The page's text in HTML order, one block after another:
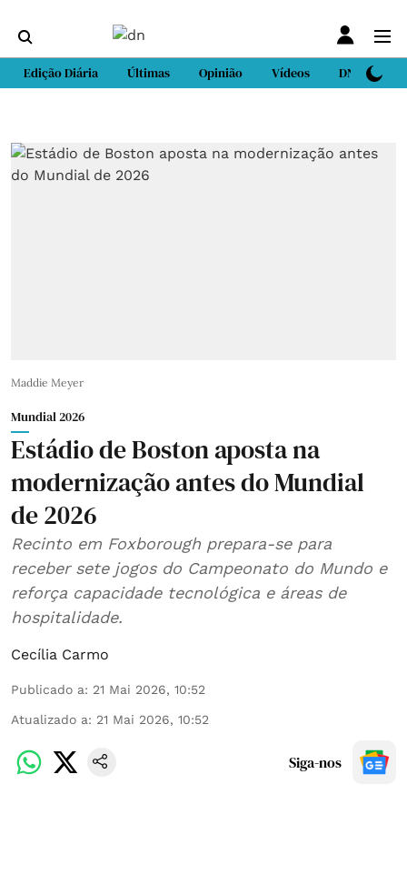
Edição Diária Últimas Opinião Vídeos DN Sport
Maddie Meyer
Mundial 2026
Estádio de Boston aposta na
modernização antes do Mundial
de 2026
Recinto em Foxborough prepara-se para
receber sete jogos do Campeonato do Mundo e
reforça capacidade tecnológica e áreas de
hospitalidade.
Cecília Carmo
Publicado a: 21 Mai 2026, 10:52
Atualizado a: 21 Mai 2026, 10:52
Siga-nos